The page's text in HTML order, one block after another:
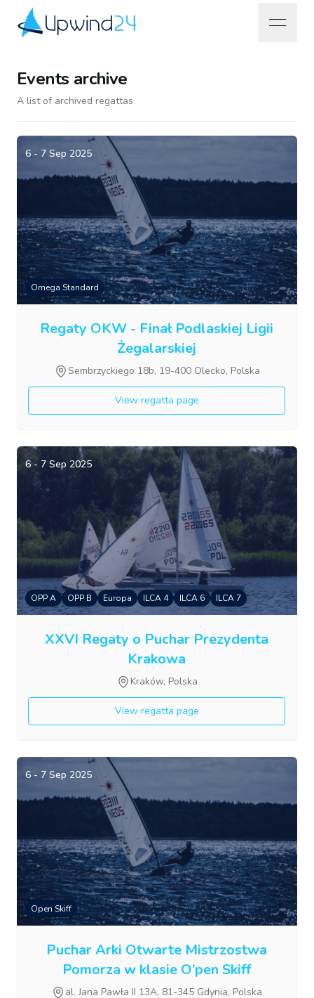
open
Events archive
A list of archived regattas
6 - 7 Sep 2025
Omega Standard
Regaty OKW - Finał Podlaskiej Ligii
Żegalarskiej
Sembrzyckiego 18b, 19-400 Olecko, Polska
View regatta page
6 - 7 Sep 2025
OPP A OPP B Europa ILCA 4 ILCA 6 ILCA 7
XXVI Regaty o Puchar Prezydenta
Krakowa
Kraków, Polska
View regatta page
6 - 7 Sep 2025
Open Skiff
Puchar Arki Otwarte Mistrzostwa
Pomorza w klasie O’pen Skiff
al. Jana Pawła II 13A, 81-345 Gdynia, Polska